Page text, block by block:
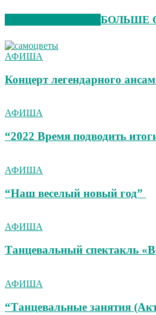
БОЛЬШЕ
АФИША
Концерт легендарного
АФИША
“2022 Время подводить
АФИША
“Наш веселый новый год”
АФИША
Танцевальный спектакль
АФИША
“Танцевальные занятия